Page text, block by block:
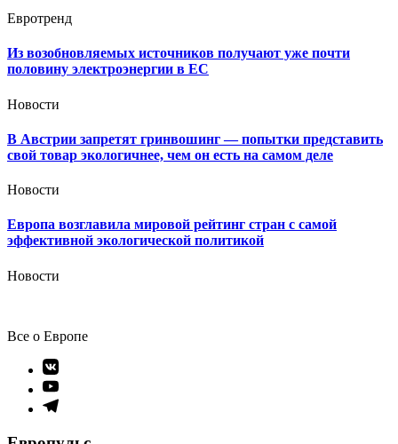
Евротренд
Из возобновляемых источников получают уже почти
половину электроэнергии в ЕС
Новости
В Австрии запретят гринвошинг — попытки представить
свой товар экологичнее, чем он есть на самом деле
Новости
Европа возглавила мировой рейтинг стран с самой
эффективной экологической политикой
Новости
Все о Европе
Элемент
меню
Элемент
меню
Элемент